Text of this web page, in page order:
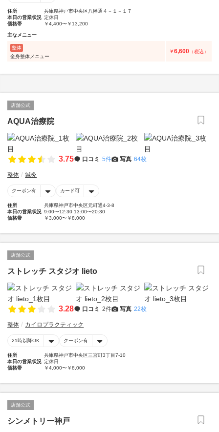
住所
兵庫県神戸市中央区八幡通４－１－１７
本日の営業状況 定休日
価格帯
￥4,400〜￥13,200
主なメニュー
整体
全身整体メニュー
￥6,600 （税込）
店舗公式
AQUA治療院
3.75 口コミ 5件 写真 64枚
整体 鍼灸
クーポン有 カード可
住所
兵庫県神戸市中央区元町通4-3-8
本日の営業状況 9:00〜12:30 13:00〜20:30
価格帯
￥3,000〜￥8,000
店舗公式
ストレッチ スタジオ lieto
3.28 口コミ 2件 写真 22枚
整体 カイロプラクティック
21時以降OK クーポン有
住所
兵庫県神戸市中央区三宮町3丁目7-10
本日の営業状況 定休日
価格帯
￥4,000〜￥8,000
店舗公式
シンメトリー神戸